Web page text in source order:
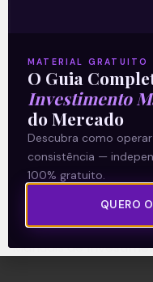
Termos e Condições
Política de
Explore
Artigos
E Eu Com Isso?
Vídeos no Youtube
Manuais de
MATERIAL GRATUITO
O Guia
Investimento
do Mercado
Descubra como
consistência —
100% gratuito.
QUERO